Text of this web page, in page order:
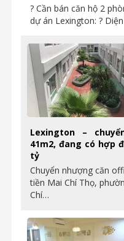
? Cần bán căn hộ 2
dự án Lexington: ?
Lexington –
41m2, đang có hợp
tỷ
Chuyển nhượng căn
tiền Mai Chí Thọ,
Chí…